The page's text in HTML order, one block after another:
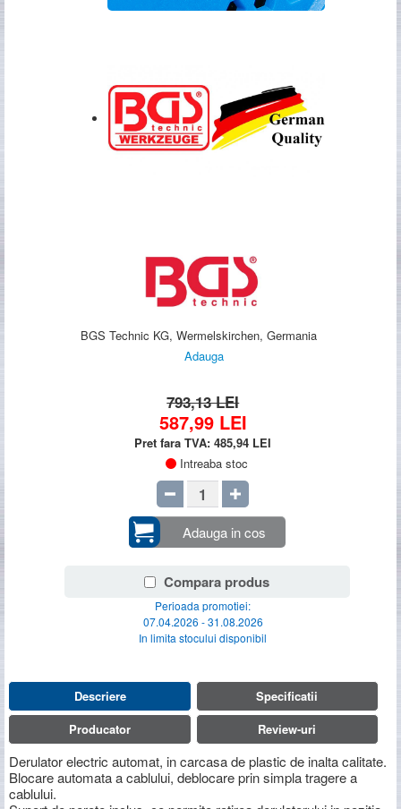
BGS Technic KG, Wermelskirchen, Germania
Adauga
793,13 LEI
587,99 LEI
Pret fara TVA:485,94 LEI
Intreaba stoc
Adauga in cos
Compara produs
Perioada promotiei:
07.04.2026 - 31.08.2026
In limita stocului disponibil
Descriere
Derulator electric automat, in carcasa de plastic de inalta calitate.
Blocare automata a cablului, deblocare prin simpla tragere a
cablului.
Specificatii
Producator
Review-uri